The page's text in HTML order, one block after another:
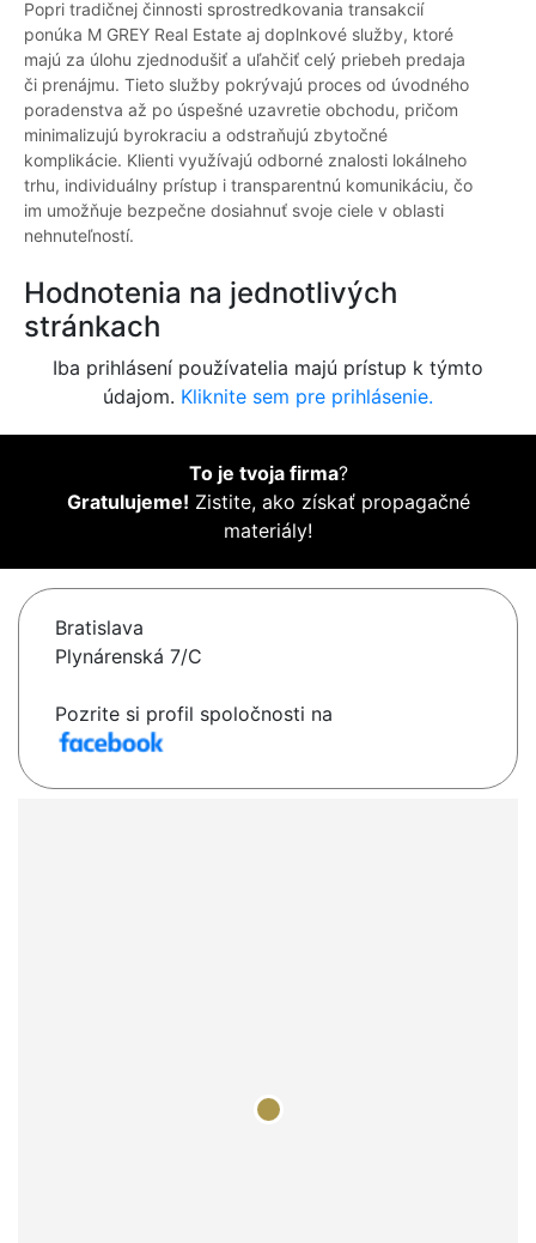
Popri tradičnej činnosti sprostredkovania transakcií
ponúka M GREY Real Estate aj doplnkové služby, ktoré
majú za úlohu zjednodušiť a uľahčiť celý priebeh predaja
či prenájmu. Tieto služby pokrývajú proces od úvodného
poradenstva až po úspešné uzavretie obchodu, pričom
minimalizujú byrokraciu a odstraňujú zbytočné
komplikácie. Klienti využívajú odborné znalosti lokálneho
trhu, individuálny prístup i transparentnú komunikáciu, čo
im umožňuje bezpečne dosiahnuť svoje ciele v oblasti
nehnuteľností.
Hodnotenia na jednotlivých
stránkach
Iba prihlásení používatelia majú prístup k týmto
údajom. Kliknite sem pre prihlásenie.
To je tvoja firma?
Gratulujeme! Zistite, ako získať propagačné
materiály!
Bratislava
Plynárenská 7/C
Pozrite si profil spoločnosti na